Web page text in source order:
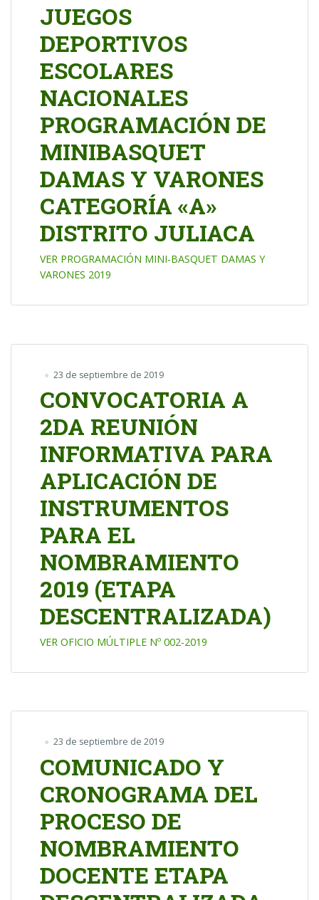
JUEGOS
DEPORTIVOS
ESCOLARES
NACIONALES
PROGRAMACIÓN DE
MINIBASQUET
DAMAS Y VARONES
CATEGORÍA «A»
DISTRITO JULIACA
VER PROGRAMACIÓN MINI-BASQUET DAMAS Y
VARONES 2019
23 de septiembre de 2019
CONVOCATORIA A
2DA REUNIÓN
INFORMATIVA PARA
APLICACIÓN DE
INSTRUMENTOS
PARA EL
NOMBRAMIENTO
2019 (ETAPA
DESCENTRALIZADA)
VER OFICIO MÚLTIPLE Nº 002-2019
23 de septiembre de 2019
COMUNICADO Y
CRONOGRAMA DEL
PROCESO DE
NOMBRAMIENTO
DOCENTE ETAPA